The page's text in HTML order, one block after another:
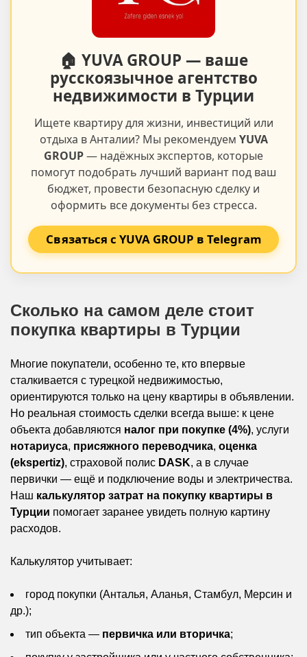
🏠 YUVA GROUP — ваше
русскоязычное агентство
недвижимости в Турции
Ищете квартиру для жизни, инвестиций или
отдыха в Анталии? Мы рекомендуем YUVA
GROUP— надёжных экспертов, которые
помогут подобрать лучший вариант под ваш
бюджет, провести безопасную сделку и
оформить все документы без стресса.
Связаться с YUVA GROUP в Telegram
Сколько на самом деле стоит
покупка квартиры в Турции
Многие покупатели, особенно те, кто впервые
сталкивается с турецкой недвижимостью,
ориентируются только на цену квартиры в объявлении.
Но реальная стоимость сделки всегда выше: к цене
объекта добавляются налог при покупке (4%), услуги
нотариуса, присяжного переводчика, оценка
(ekspertiz), страховой полис DASK, а в случае
первички — ещё и подключение воды и электричества.
Наш калькулятор затрат на покупку квартиры в
Турции помогает заранее увидеть полную картину
расходов.
Калькулятор учитывает:
город покупки (Анталья, Аланья, Стамбул, Мерсин и
др.);
тип объекта — первичка или вторичка;